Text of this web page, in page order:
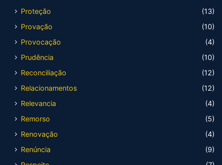
Proteção
(13)
Provação
(10)
Provocação
(4)
Prudência
(10)
Reconciliação
(12)
Relacionamentos
(12)
Relevancia
(4)
Remorso
(5)
Renovação
(4)
Renúncia
(9)